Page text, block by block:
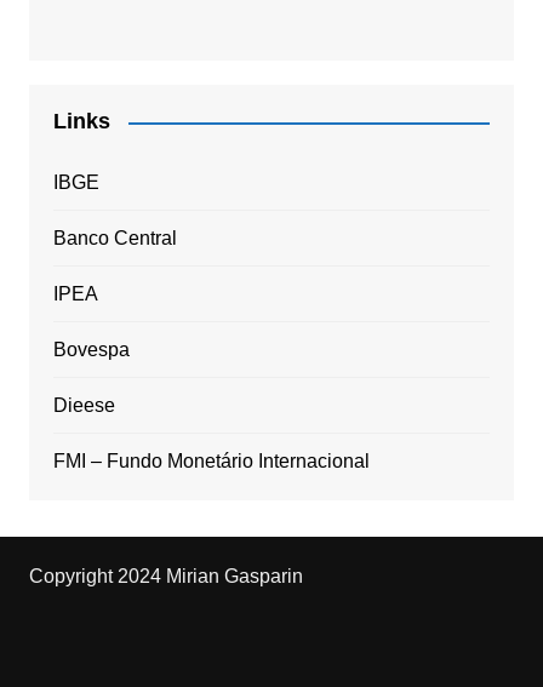
Links
IBGE
Banco Central
IPEA
Bovespa
Dieese
FMI – Fundo Monetário Internacional
Copyright 2024 Mirian Gasparin